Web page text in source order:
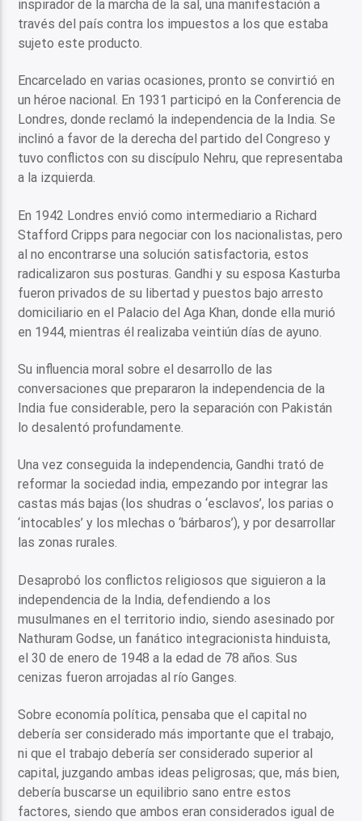
inspirador de la marcha de la sal, una manifestación a
través del país contra los impuestos a los que estaba
sujeto este producto.
Encarcelado en varias ocasiones, pronto se convirtió en
un héroe nacional. En 1931 participó en la Conferencia de
Londres, donde reclamó la independencia de la India. Se
inclinó a favor de la derecha del partido del Congreso y
tuvo conflictos con su discípulo Nehru, que representaba
a la izquierda.
En 1942 Londres envió como intermediario a Richard
Stafford Cripps para negociar con los nacionalistas, pero
al no encontrarse una solución satisfactoria, estos
radicalizaron sus posturas. Gandhi y su esposa Kasturba
fueron privados de su libertad y puestos bajo arresto
domiciliario en el Palacio del Aga Khan, donde ella murió
en 1944, mientras él realizaba veintiún días de ayuno.
Su influencia moral sobre el desarrollo de las
conversaciones que prepararon la independencia de la
India fue considerable, pero la separación con Pakistán
lo desalentó profundamente.
Una vez conseguida la independencia, Gandhi trató de
reformar la sociedad india, empezando por integrar las
castas más bajas (los shudras o ‘esclavos’, los parias o
‘intocables’ y los mlechas o ‘bárbaros’), y por desarrollar
las zonas rurales.
Desaprobó los conflictos religiosos que siguieron a la
independencia de la India, defendiendo a los
musulmanes en el territorio indio, siendo asesinado por
Nathuram Godse, un fanático integracionista hinduista,
el 30 de enero de 1948 a la edad de 78 años. Sus
cenizas fueron arrojadas al río Ganges.
Sobre economía política, pensaba que el capital no
debería ser considerado más importante que el trabajo,
ni que el trabajo debería ser considerado superior al
capital, juzgando ambas ideas peligrosas; que, más bien,
debería buscarse un equilibrio sano entre estos
factores, siendo que ambos eran considerados igual de